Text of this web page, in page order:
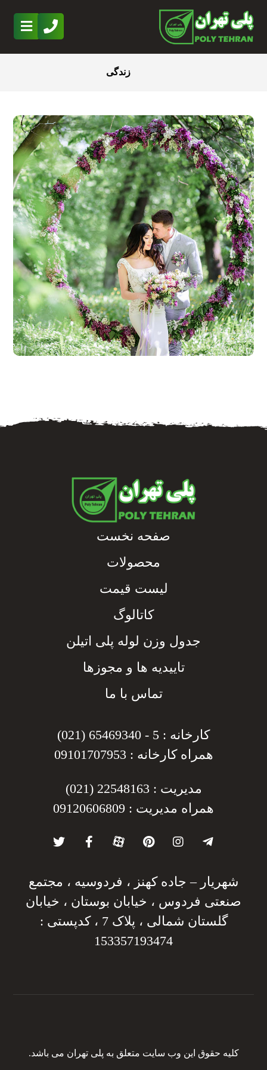
زندگی
خرداد ۲۰, ۱۳۹۶
صفحه نخست
محصولات
لیست قیمت
کاتالوگ
جدول وزن لوله پلی اتیلن
تاییدیه ها و مجوزها
تماس با ما
کارخانه : 5 - 65469340 (021)
همراه کارخانه : 09101707953
مدیریت : 22548163 (021)
همراه مدیریت : 09120606809
شهریار – جاده کهنز ، فردوسیه ، مجتمع
صنعتی فردوس ، خیابان بوستان ، خیابان
گلستان شمالی ، پلاک 7 ، کدپستی :
153357193474
کلیه حقوق این وب سایت متعلق به پلی تهران می باشد.